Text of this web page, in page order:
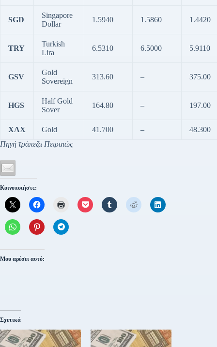
SGD
Singapore
Dollar
1.5940 1.5860 1.4420
TRY
Turkish
Lira
6.5310 6.5000 5.9110
GSV
Gold
Sovereign
313.60 – 375.00
HGS
Half Gold
Sover
164.80 – 197.00
XAX Gold 41.700 –
48.300
Πηγή τράπεζα Πειραιώς
Κοινοποιήστε:
Μου αρέσει αυτό:
Σχετικά